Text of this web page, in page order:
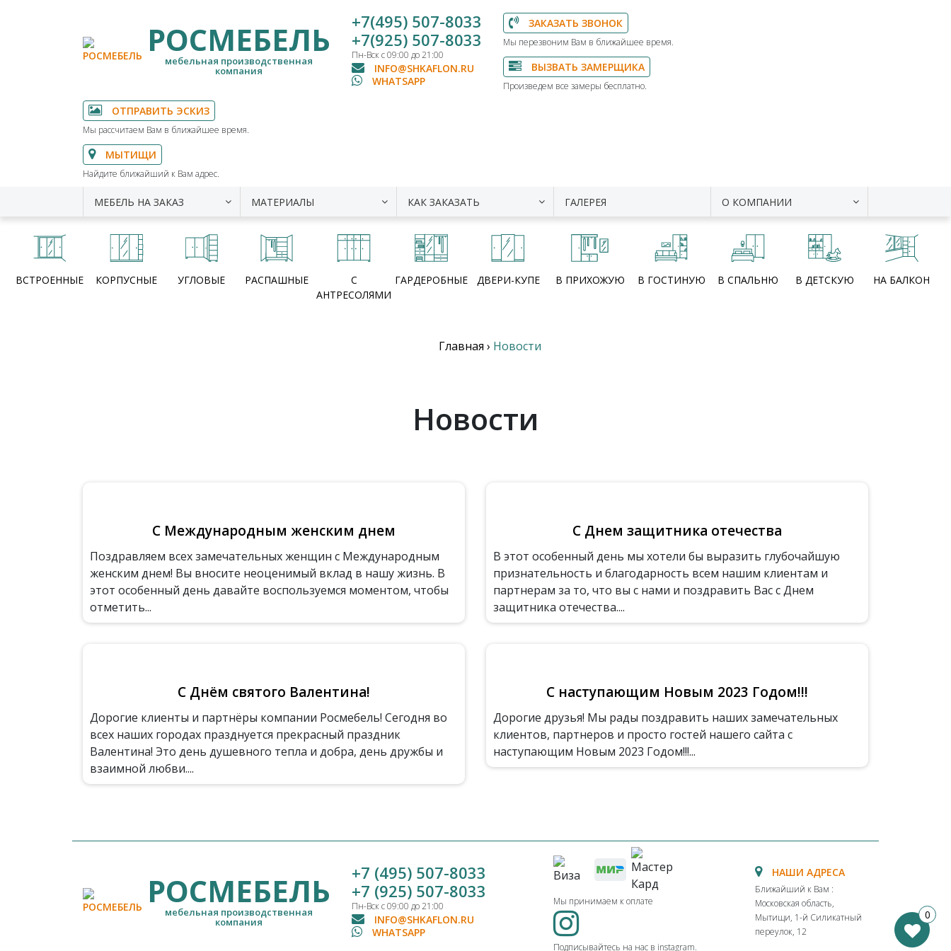
РОСМЕБЕЛЬ
мебельная производственная
компания
+7(495) 507-8033
+7(925) 507-8033
Пн-Вск с 09:00 до 21:00
INFO@SHKAFLON.RU
WHATSAPP
ЗАКАЗАТЬ ЗВОНОК
Мы перезвоним Вам в ближайшее время.
ВЫЗВАТЬ ЗАМЕРЩИКА
Произведем все замеры бесплатно.
ОТПРАВИТЬ ЭСКИЗ
Мы рассчитаем Вам в ближайшее время.
МЫТИЩИ
Найдите ближайший к Вам адрес.
МЕБЕЛЬ НА ЗАКАЗ МАТЕРИАЛЫ КАК ЗАКАЗАТЬ ГАЛЕРЕЯ О КОМПАНИИ
ВСТРОЕННЫЕ КОРПУСНЫЕ УГЛОВЫЕ РАСПАШНЫЕ
С
АНТРЕСОЛЯМИ
ГАРДЕРОБНЫЕ ДВЕРИ-КУПЕ В ПРИХОЖУЮ В ГОСТИНУЮ В СПАЛЬНЮ В ДЕТСКУЮ НА БАЛКОН
Главная › Новости
Новости
С Международным женским днем
Поздравляем всех замечательных женщин с Международным
женским днем! Вы вносите неоценимый вклад в нашу жизнь. В
этот особенный день давайте воспользуемся моментом, чтобы
отметить...
С Днем защитника отечества
В этот особенный день мы хотели бы выразить глубочайшую
признательность и благодарность всем нашим клиентам и
партнерам за то, что вы с нами и поздравить Вас с Днем
защитника отечества....
С Днём святого Валентина!
Дорогие клиенты и партнёры компании Росмебель! Сегодня во
всех наших городах празднуется прекрасный праздник
Валентина! Это день душевного тепла и добра, день дружбы и
взаимной любви....
C наступающим Новым 2023 Годом!!!
Дорогие друзья! Мы рады поздравить наших замечательных
клиентов, партнеров и просто гостей нашего сайта с
наступающим Новым 2023 Годом!!!...
РОСМЕБЕЛЬ
мебельная производственная
компания
+7 (495) 507-8033
+7 (925) 507-8033
Пн-Вск с 09:00 до 21:00
INFO@SHKAFLON.RU
WHATSAPP
Мы принимаем к оплате
Подписывайтесь на нас в instagram.
НАШИ АДРЕСА
Ближайший к Вам :
Московская область,
Мытищи, 1-й Силикатный
переулок, 12
0